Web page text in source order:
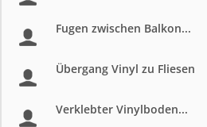
Fugen zwischen Balkon...
Übergang Vinyl zu Fliesen
Verklebter Vinylboden...